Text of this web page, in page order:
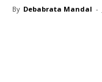
By Debabrata Mandal -